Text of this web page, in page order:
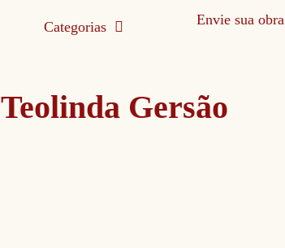
Categorias Envie sua obra
Teolinda Gersão